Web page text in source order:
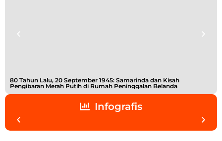
80 Tahun Lalu, 20 September 1945: Samarinda dan Kisah
Pengibaran Merah Putih di Rumah Peninggalan Belanda
Infografis